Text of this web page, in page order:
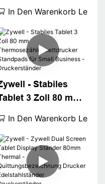
Quittungsbezeichnu
Druckerpad
In Den Warenkorb Legen
- Stabiles
3 Zoll 80 mm
drucker Standpads
Small Business -
In Den Warenkorb Legen